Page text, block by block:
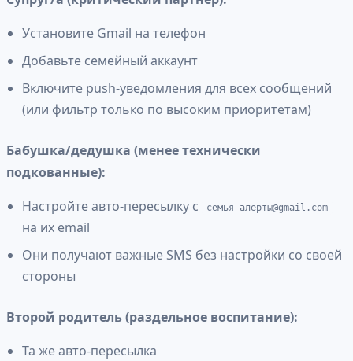
Установите Gmail на телефон
Добавьте семейный аккаунт
Включите push-уведомления для всех сообщений
(или фильтр только по высоким приоритетам)
Бабушка/дедушка (менее технически
подкованные):
Настройте авто-пересылку с
семья-алерты@gmail.com
на их email
Они получают важные SMS без настройки со своей
стороны
Второй родитель (раздельное воспитание):
Та же авто-пересылка